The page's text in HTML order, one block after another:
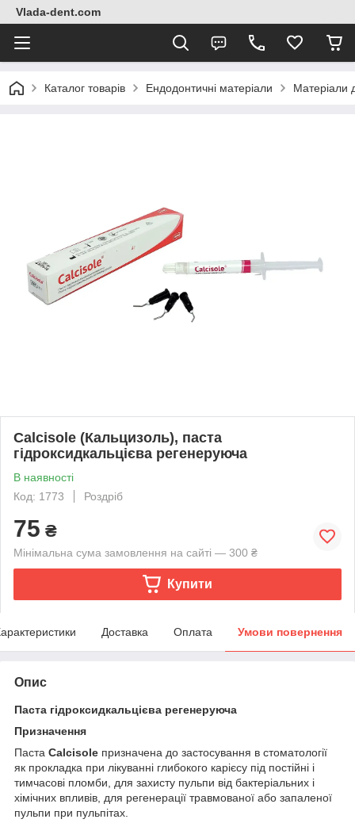
Vlada-dent.com
Каталог товарів Ендодонтичні матеріали Матеріали
Calcisole (Кальцизоль), паста
гідроксидкальцієва регенеруюча
В наявності
Код: 1773
Роздріб
75 ₴
Мінімальна сума замовлення на сайті — 300 ₴
Купити
Доставка Оплата Умови повернення
Опис
Паста гідроксидкальцієва регенеруюча
Призначення
Паста Calcisole призначена до застосування в стоматології
як прокладка при лікуванні глибокого карієсу під постійні і
тимчасові пломби, для захисту пульпи від бактеріальних і
хімічних впливів, для регенерації травмованої або запаленої
пульпи при пульпітах.